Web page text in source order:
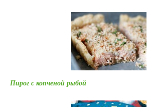
Пирог с копченой рыбой